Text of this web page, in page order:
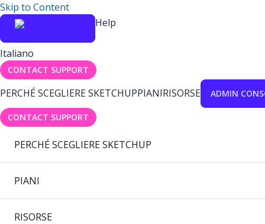
Skip to Content
Help
Italiano
CONTACT SUPPORT
PERCHÉ SCEGLIERE SKETCHUPPIANIRISORSE ADMIN
CONTACT SUPPORT
PERCHÉ SCEGLIERE SKETCHUP
PIANI
RISORSE